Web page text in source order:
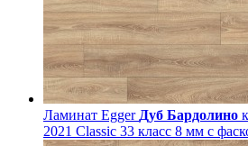
Ламинат Egger Дуб Бардолино
2021 Classic 33 класс 8 мм с